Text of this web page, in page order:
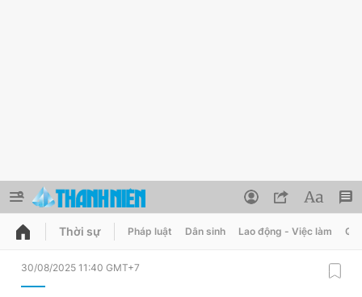
QUẢNG CÁO
Thời sự Pháp luật Dân sinh Lao động - Việc làm
30/08/2025 11:40 GMT+7